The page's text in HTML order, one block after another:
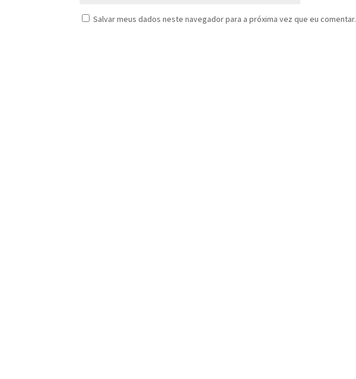
Salvar meus dados neste navegador para a próxima vez que eu comentar.